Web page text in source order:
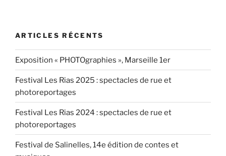
ARTICLES RÉCENTS
Exposition « PHOTOgraphies », Marseille 1er
Festival Les Rias 2025 : spectacles de rue et
photoreportages
Festival Les Rias 2024 : spectacles de rue et
photoreportages
Festival de Salinelles, 14e édition de contes et